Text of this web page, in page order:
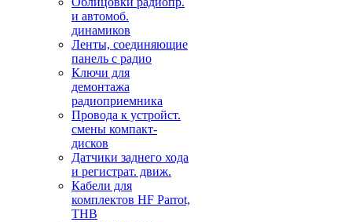
и автомоб.
динамиков
Ленты, соединяющие
панель с радио
Ключи для
демонтажа
радиоприемника
Провода к устройст.
смены компакт-
дисков
Датчики заднего хода
и регистрат. движ.
Кабели для
комплектов HF Parrot,
THB